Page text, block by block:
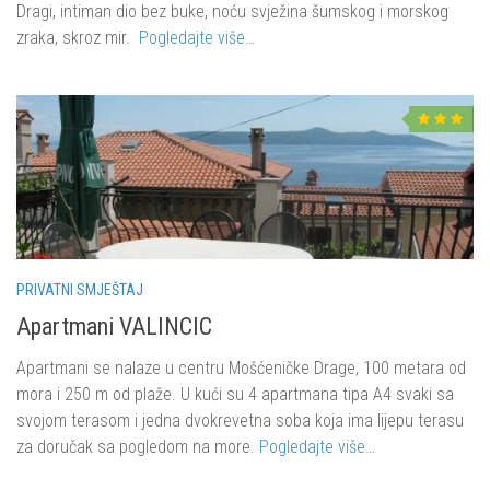
Dragi, intiman dio bez buke, noću svježina šumskog i morskog
zraka, skroz mir. Pogledajte više…
PRIVATNI SMJEŠTAJ
Apartmani VALINCIC
Apartmani se nalaze u centru Mošćeničke Drage, 100 metara od
mora i 250 m od plaže. U kući su 4 apartmana tipa A4 svaki sa
svojom terasom i jedna dvokrevetna soba koja ima lijepu terasu
za doručak sa pogledom na more. Pogledajte više…